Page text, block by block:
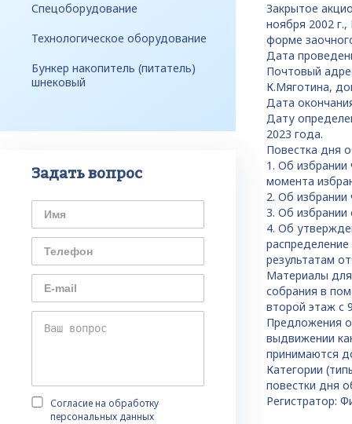
Спецоборудование
Технологическое оборудование
Бункер накопитель (питатель)
шнековый
Задать вопрос
Согласие на обработку
персональных данных
Закрытое
ноября 2002
форме
Дата
Почтовый
К.Мяготина,
Дата
Дату
2023 года.
Повестка дня
1. Об избрании
момента
2. Об избрании
3. Об избрании
4. Об
результатам
Материалы
собрания в
второй этаж с
Предложения
выдвижении
принимаются
Категории
повестки дня
Регистратор: